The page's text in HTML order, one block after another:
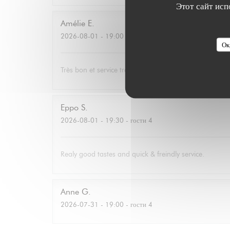
Этот сайт
Amélie E
2026-08-01 - 19:00 - гости 3
Très bon et service très agréable. Même mon père
Eppo S
2026-08-01 - 19:30 - гости 4
Realy good tastes and quick & freindly service.
Anne G
2026-07-31 - 19:00 - гости 4